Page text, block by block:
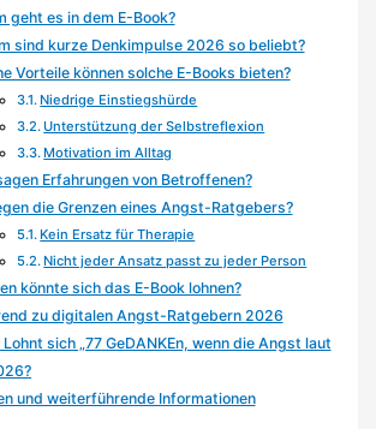
geht es in dem E-Book?
sind kurze Denkimpulse 2026 so beliebt?
Vorteile können solche E-Books bieten?
Niedrige Einstiegshürde
Unterstützung der Selbstreflexion
Motivation im Alltag
Erfahrungen von Betroffenen?
die Grenzen eines Angst-Ratgebers?
Kein Ersatz für Therapie
Nicht jeder Ansatz passt zu jeder Person
könnte sich das E-Book lohnen?
zu digitalen Angst-Ratgebern 2026
Lohnt sich „77 GeDANKEn, wenn die Angst laut
und weiterführende Informationen